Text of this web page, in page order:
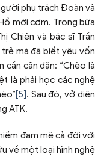
phụ trách Đoàn và
mời cơm. Trong bữa
Chiên và bác sĩ Trần
trẻ mà đã biết yêu vốn
căn dặn: “Chèo là
là phải học các nghệ
[5]. Sau đó, vở diễn
ATK.
đam mê cả đời với
về một loại hình nghệ